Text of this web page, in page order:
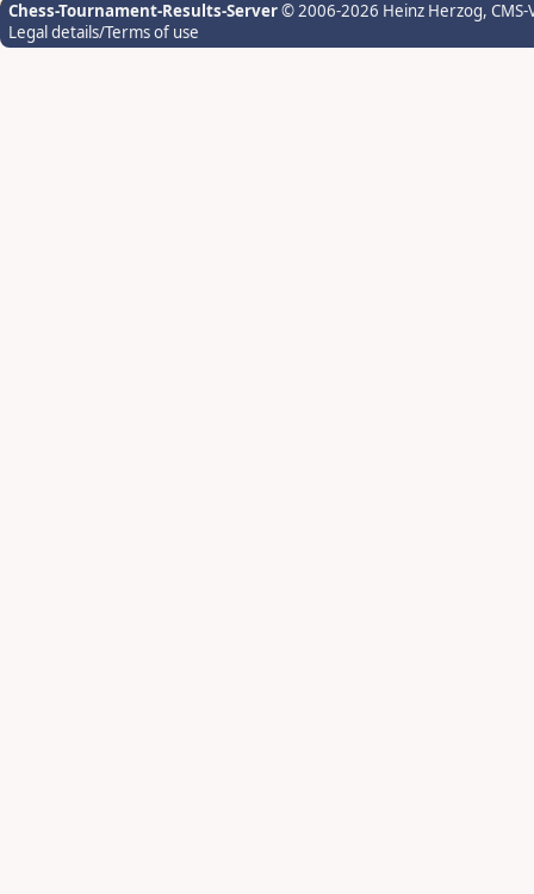
Chess-Tournament-Results-Server© 2006-2026 Heinz Herzog,
Legal details/Terms of use